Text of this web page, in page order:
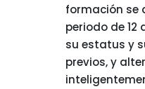
formación se
periodo de 12
su estatus y
previos, y